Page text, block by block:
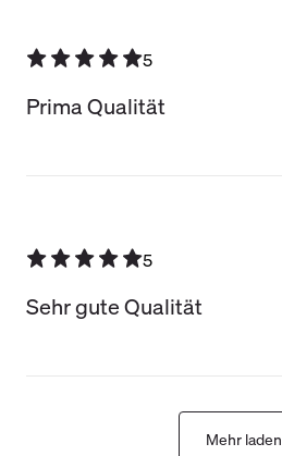
5
Prima Qualität
5
Sehr gute Qualität
Mehr laden